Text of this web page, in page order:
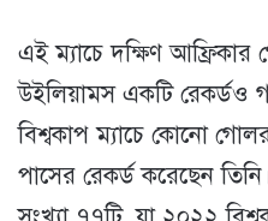
এই ম্যাচে দক্ষিণ
উইলিয়ামস একটি রেকর্ডও
বিশ্বকাপ ম্যাচে কোনো
পাসের রেকর্ড করেছেন